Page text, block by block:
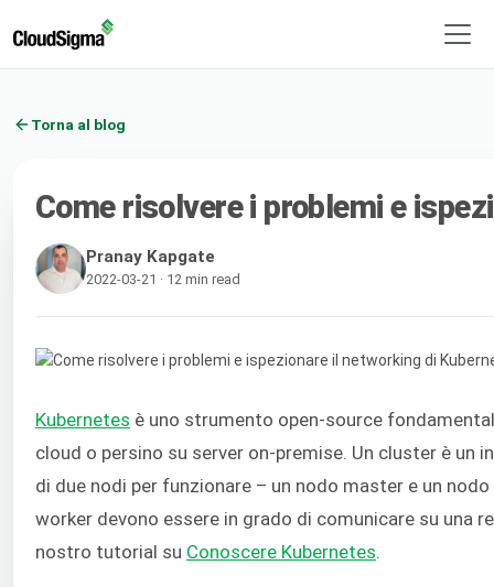
Torna al blog
Come risolvere i problemi e
Pranay Kapgate
2022-03-21 · 12 min read
Kubernetes è uno strumento open-source
cloud o persino su server on-premise. Un cluster è
di due nodi per funzionare – un nodo master e un
worker devono essere in grado di comunicare su una
nostro tutorial su Conoscere Kubernetes